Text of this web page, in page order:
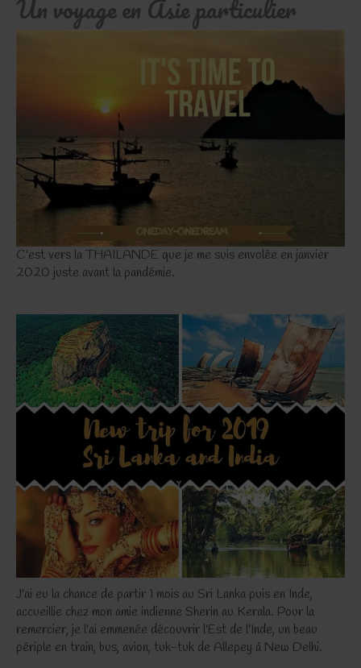
Un voyage en Asie particulier
C'est vers la THAILANDE que je me suis envolée en janvier
2020 juste avant la pandémie.
J'ai eu la chance de partir 1 mois au Sri Lanka puis en Inde,
accueillie chez mon amie indienne Sherin au Kerala. Pour la
remercier, je l'ai emmenée découvrir l'Est de l'Inde, un beau
périple en train, bus, avion, tuk-tuk de Allepey à New Delhi.